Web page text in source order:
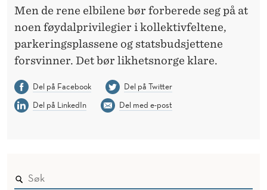
Men de rene elbilene bør forberede seg på at
noen føydalprivilegier i kollektivfeltene,
parkeringsplassene og statsbudsjettene
forsvinner. Det bør likhetsnorge klare.
Del på Facebook
Del på Twitter
Del på LinkedIn
Del med e-post